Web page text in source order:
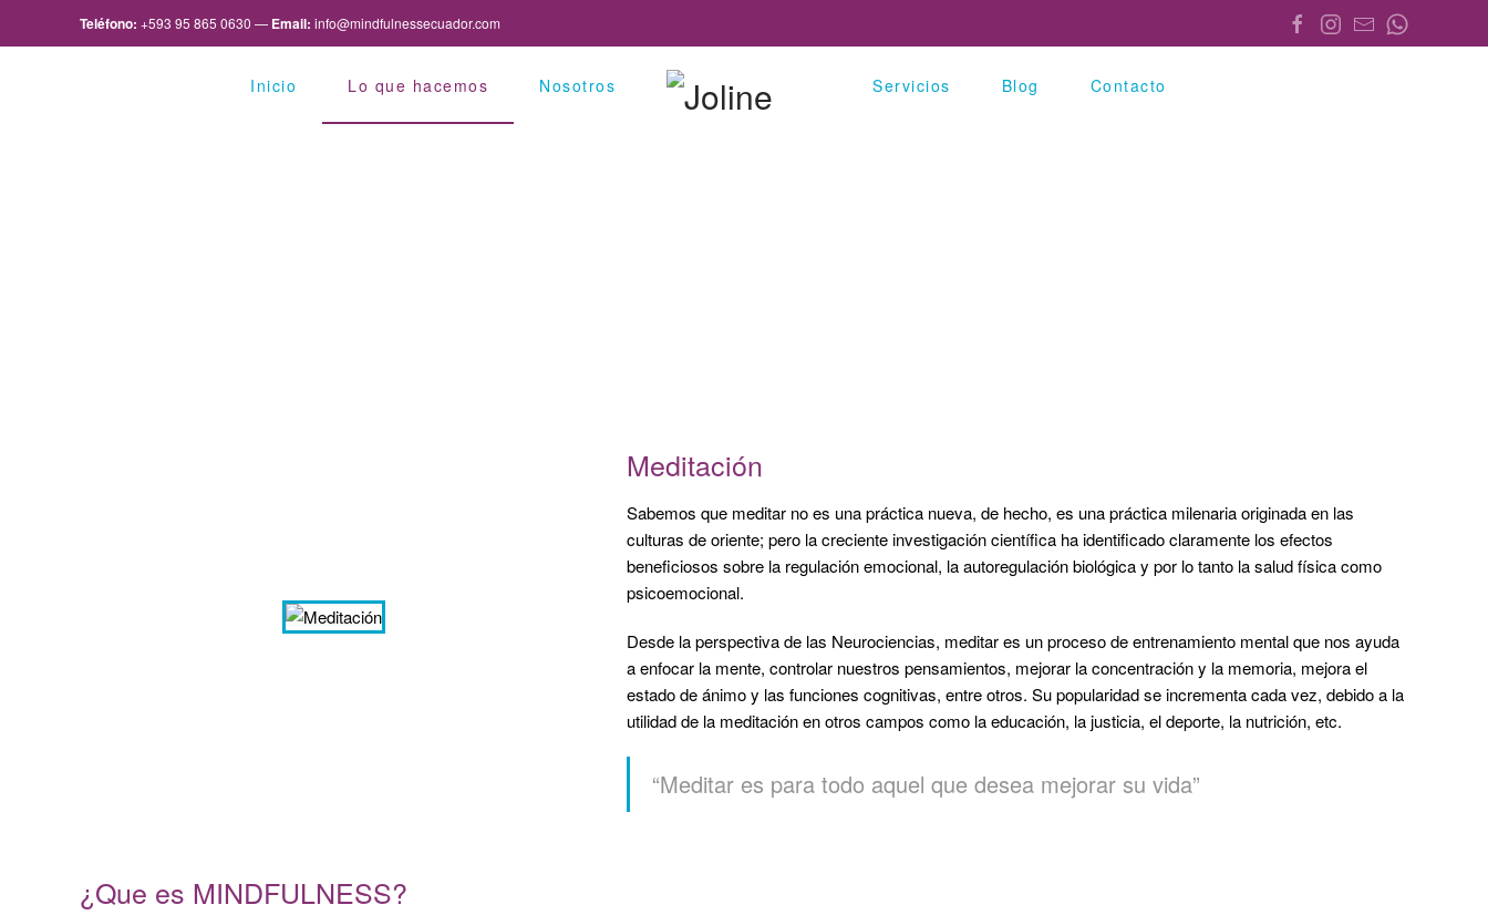
Teléfono: +593 95 865 0630 — Email: info@mindfulnessecuador.com
Inicio Lo que hacemos Nosotros Servicios Blog Contacto
Meditación
Sabemos que meditar no es una práctica nueva, de hecho, es una práctica milenaria originada en las
culturas de oriente; pero la creciente investigación científica ha identificado claramente los efectos
beneficiosos sobre la regulación emocional, la autoregulación biológica y por lo tanto la salud física como
psicoemocional.
Desde la perspectiva de las Neurociencias, meditar es un proceso de entrenamiento mental que nos ayuda
a enfocar la mente, controlar nuestros pensamientos, mejorar la concentración y la memoria, mejora el
estado de ánimo y las funciones cognitivas, entre otros. Su popularidad se incrementa cada vez, debido a la
utilidad de la meditación en otros campos como la educación, la justicia, el deporte, la nutrición, etc.
“Meditar es para todo aquel que desea mejorar su vida”
¿Que es MINDFULNESS?